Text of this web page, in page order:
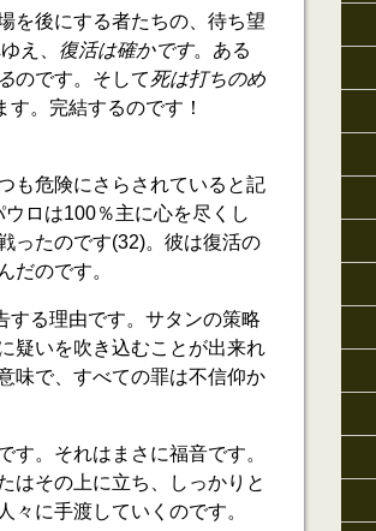
を後にする者たちの、待ち望
え、 復活は確かです。ある
のです。そして死は打ちのめ
。完結するのです！
も危険にさらされていると記
ロは100％主に心を尽くし
ったのです(32)。彼は復活の
だのです。
する理由です。サタンの策略
疑いを吹き込むことが出来れ
味で、すべての罪は不信仰か
す。それはまさに福音です。
はその上に立ち、しっかりと
々に手渡していくのです。